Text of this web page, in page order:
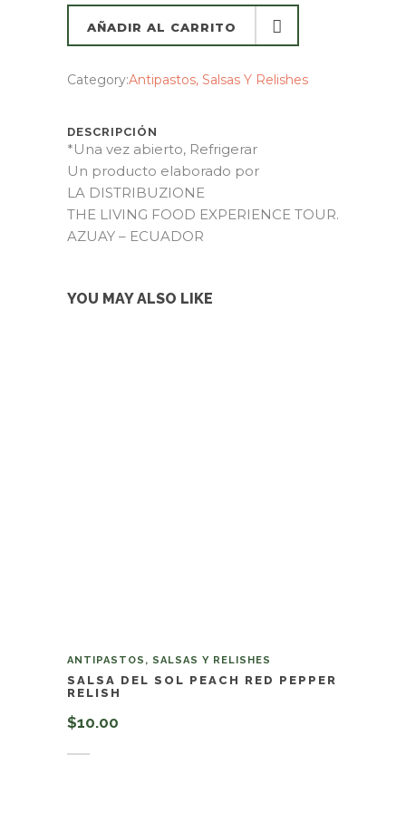
AÑADIR AL CARRITO
Category:Antipastos, Salsas Y Relishes
DESCRIPCIÓN
*Una vez abierto, Refrigerar
Un producto elaborado por
LA DISTRIBUZIONE
THE LIVING FOOD EXPERIENCE TOUR.
AZUAY – ECUADOR
YOU MAY ALSO LIKE
ANTIPASTOS, SALSAS Y RELISHES
SALSA DEL SOL PEACH RED PEPPER
RELISH
$10.00